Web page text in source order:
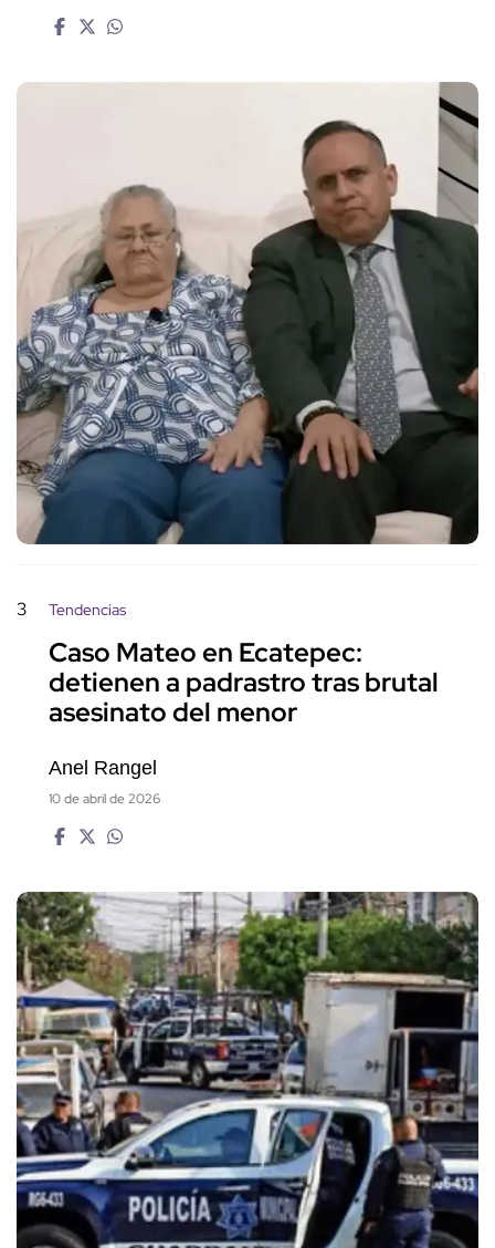
3 Tendencias
Caso Mateo en Ecatepec:
detienen a padrastro tras brutal
asesinato del menor
Anel Rangel
10 de abril de 2026